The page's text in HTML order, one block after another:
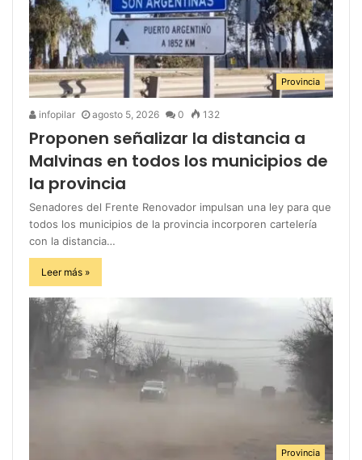
Provincia
infopilar agosto 5, 2026 0 132
Proponen señalizar la distancia a
Malvinas en todos los municipios de
la provincia
Senadores del Frente Renovador impulsan una ley para que
todos los municipios de la provincia incorporen cartelería
con la distancia…
Leer más »
Provincia